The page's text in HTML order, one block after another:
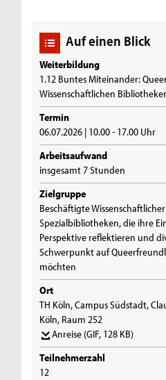
Auf einen Blick
Weiterbildung
1.12 Buntes Miteinander:
Wissenschaftlichen
Termin
06.07.2026 | 10.00 - 17.00 Uhr
Arbeitsaufwand
insgesamt 7 Stunden
Zielgruppe
Beschäftigte
Spezialbibliotheken, die ihre
Perspektive reflektieren und
Schwerpunkt auf
möchten
Ort
TH Köln, Campus Südstadt,
Köln, Raum 252
Anreise (GIF, 128 KB)
Teilnehmerzahl
12